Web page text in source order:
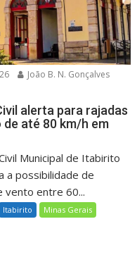
João B. N. Gonçalves
alerta para rajadas
de até 80 km/h em
Municipal de Itabirito
a possibilidade de
vento entre 60...
Itabirito Minas Gerais